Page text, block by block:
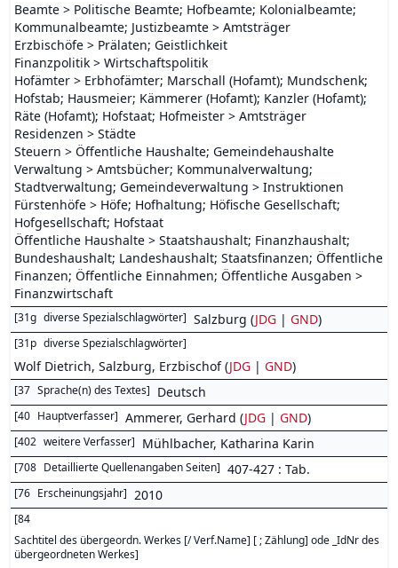
Beamte > Politische Beamte; Hofbeamte; Kolonialbeamte;
Kommunalbeamte; Justizbeamte > Amtsträger
Erzbischöfe > Prälaten; Geistlichkeit
Finanzpolitik > Wirtschaftspolitik
Hofämter > Erbhofämter; Marschall (Hofamt); Mundschenk;
Hofstab; Hausmeier; Kämmerer (Hofamt); Kanzler (Hofamt);
Räte (Hofamt); Hofstaat; Hofmeister > Amtsträger
Residenzen > Städte
Steuern > Öffentliche Haushalte; Gemeindehaushalte
Verwaltung > Amtsbücher; Kommunalverwaltung;
Stadtverwaltung; Gemeindeverwaltung > Instruktionen
Fürstenhöfe > Höfe; Hofhaltung; Höfische Gesellschaft;
Hofgesellschaft; Hofstaat
Öffentliche Haushalte > Staatshaushalt; Finanzhaushalt;
Bundeshaushalt; Landeshaushalt; Staatsfinanzen; Öffentliche
Finanzen; Öffentliche Einnahmen; Öffentliche Ausgaben >
Finanzwirtschaft
[31g diverse Spezialschlagwörter] Salzburg (JDG | GND)
[31p diverse Spezialschlagwörter]
Wolf Dietrich, Salzburg, Erzbischof (JDG | GND)
[37 Sprache(n) des Textes] Deutsch
[40 Hauptverfasser] Ammerer, Gerhard (JDG | GND)
[402 weitere Verfasser] Mühlbacher, Katharina Karin
[708 Detaillierte Quellenangaben Seiten] 407-427 : Tab.
[76 Erscheinungsjahr] 2010
[84
Sachtitel des übergeordn. Werkes [/ Verf.Name] [ ; Zählung] ode _IdNr des
übergeordneten Werkes]